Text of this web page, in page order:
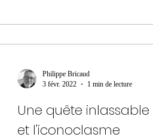
Philippe Bricaud
3 févr. 2022
1 min de lecture
Une quête
et l'iconoclasme